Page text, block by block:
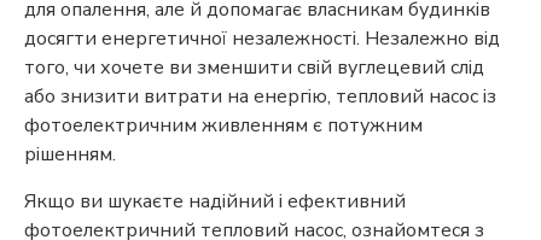
для опалення, але й допомагає власникам будинків
досягти енергетичної незалежності. Незалежно від
того, чи хочете ви зменшити свій вуглецевий слід
або знизити витрати на енергію, тепловий насос із
фотоелектричним живленням є потужним
рішенням.
Якщо ви шукаєте надійний і ефективний
фотоелектричний тепловий насос, ознайомтеся з